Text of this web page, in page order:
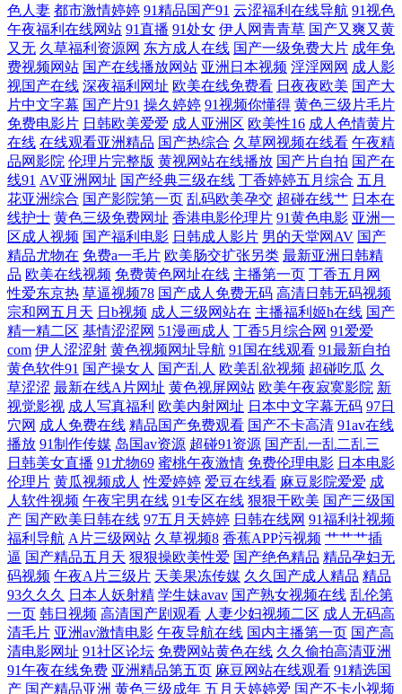
超碰丁香 国产ts系列在线 人人操笔 91官方网页免费 欧美外网 91九九九在
线 国产自拍三级 日美女BB 99在线视频福利 精品超碰福利 四虎私人影院
AV无限网站 九一美女 无码免费11p 福利微拍陈可心 三级网站在线 操女人
逼三级片 美女瑟瑟网站 在线h片 国产另类TS在线 日逼的视频 91网站播放
黄色小视频网站 操操干干 欧美另类网 91蜜桃特黄A片 韩国三级色情影院
天美免费mv 超碰97制服 免费AV导航福利 亚洲天堂狼友网 成人91破解版
欧美群p肏屄 海角社区91人妻 亚洲色情探花 国产夫妻3p网站 日韩干逼视
频 AV色福利网 玖玖大香蕉老司机 尤物com欧美 国产精品女一区 亚洲男人
手机天堂 国产免费日逼视频 日日操超碰 操人妻在线 欧美黄一片 91超碰成
人导航 国产在线视频91 色婷婷激情网 www99草草草 九九色色 亚洲乱轮
小说网站 国产精品电 日韩精品第6 avav在线观看 老湿机app 亚洲天堂激情
网 福利导航偷拍亚洲 伊人福利无码 97在线尤物国内 国产乱轮视频 超碰国
产肏屄 日韩V视频 AV伦理福利篇 玖玖爱导航 亚洲视屏 豆花传媒91 人妻
人人操 91色原网 黄色午夜理论 伊人大香蕉91 韩国美女操逼视频 天天日皮
成人午夜三级视频 欧洲操逼艺术 www91高清 欧美另类网 91超在线 国产
色人妻 都市激情婷婷 91精品国产91 云涩福利在线导航 91视色
午夜福利在线网站 91直播 91处女 伊人网青青草 国产又爽又黄
又无 久草福利资源网 东方成人在线 国产一级免费大片 成年免
费视频网站 国产在线播放网站 亚洲日本视频 淫淫网网 成人影
视国产在线 深夜福利网址 欧美在线免费看 日夜夜欧美 国产大
片中文字幕 国产片91 操久婷婷 91视频你懂得 黄色三级片毛片
免费电影片 日韩欧美爱爱 成人亚洲区 欧美性16 成人色情黄片
在线 在线观看亚洲精品 国产热综合 久草网视频在线看 午夜精
品网影院 伦理片完整版 黄视网站在线播放 国产片自拍 国产在
线91 AV亚洲网址 国产经典三级在线 丁香婷婷五月综合 五月
花亚洲综合 国产影院第一页 乱码欧美孕交 超碰在线艹 日本在
线护士 黄色三级免费网址 香港电影伦理片 91黄色电影 亚洲一
区成人视频 国产福利电影 日韩成人影片 男的天堂网AV 国产
精品尤物在 免费a一毛片 欧美肠交扩张另类 最新亚洲日韩精
品 欧美在线视频 免费黄色网址在线 主播第一页 丁香五月网
性爱东京热 草逼视频78 国产成人免费无码 高清日韩无码视频
宗和网五月天 日b视频 成人三级网站在 主播福利姬h在线 国产
精一精二区 基情涩涩网 51漫画成人 丁香5月综合网 91爱爱
com 伊人涩涩射 黄色视频网址导航 91国在线观看 91最新自拍
黄色软件91 国产操女人 国产乱人 欧美乱欲视频 超碰吃瓜 久
草涩涩 最新在线A片网址 黄色视屏网站 欧美午夜寂寞影院 新
视觉影视 成人写真福利 欧美内射网址 日本中文字幕无码 97日
穴网 成人免费在线 精品国产免费观看 国产不卡高清 91av在线
播放 91制作传媒 岛国av资源 超碰91资源 国产乱一乱二乱三
日韩美女直播 91尤物69 蜜桃午夜激情 免费伦理电影 日本电影
伦理片 黄瓜视频成人 性爱婷婷 爱豆在线看 麻豆影院爱爱 成
人软件视频 午夜宅男在线 91专区在线 狠狠干欧美 国产三级国
产 国产欧美日韩在线 97五月天婷婷 日韩在线网 91福利社视频
福利导航 A片三级网站 久草视频8 香蕉APP污视频 艹艹艹插
逼 国产精品五月天 狠狠操欧美性爱 国产绝色精品 精品孕妇无
码视频 午夜A片三级片 天美果冻传媒 久久国产成人精品 精品
93久久久
日本人妖射精 学生妹avav 国产熟女视频在线 乱伦第
一页 韩日视频 高清国产剧观看 人妻少妇视频二区 成人无码高
清毛片 亚洲av激情电影 午夜导航在线 国内主播第一页 国产高
清电影网址 91社区论坛 免费网站黄色在线 久久偷拍高清亚洲
91午夜在线免费 亚洲精品第五页 麻豆网站在线观看 91精选国
产 国产精品亚洲 黄色三级成年 五月天婷婷爱 国产不卡小视频